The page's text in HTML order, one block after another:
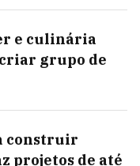
e culinária
grupo de
construir
projetos de até